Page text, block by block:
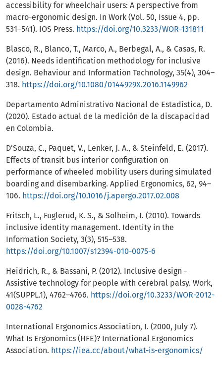
accessibility for wheelchair users: A perspective from
macro-ergonomic design. In Work (Vol. 50, Issue 4, pp.
531–541). IOS Press. https://doi.org/10.3233/WOR-131811
Blasco, R., Blanco, T., Marco, A., Berbegal, A., & Casas, R.
(2016). Needs identification methodology for inclusive
design. Behaviour and Information Technology, 35(4), 304–
318. https://doi.org/10.1080/0144929X.2016.1149962
Departamento Administrativo Nacional de Estadística, D.
(2020). Estado actual de la medición de la discapacidad
en Colombia.
D’Souza, C., Paquet, V., Lenker, J. A., & Steinfeld, E. (2017).
Effects of transit bus interior configuration on
performance of wheeled mobility users during simulated
boarding and disembarking. Applied Ergonomics, 62, 94–
106. https://doi.org/10.1016/j.apergo.2017.02.008
Fritsch, L., Fuglerud, K. S., & Solheim, I. (2010). Towards
inclusive identity management. Identity in the
Information Society, 3(3), 515–538.
https://doi.org/10.1007/s12394-010-0075-6
Heidrich, R., & Bassani, P. (2012). Inclusive design -
Assistive technology for people with cerebral palsy. Work,
41(SUPPL.1), 4762–4766. https://doi.org/10.3233/WOR-2012-
0028-4762
International Ergonomics Association, I. (2000, July 7).
What Is Ergonomics (HFE)? International Ergonomics
Association. https://iea.cc/about/what-is-ergonomics/